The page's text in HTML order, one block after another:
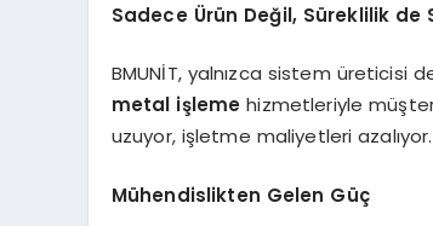
Sadece Ürün Değil, Süreklilik de
BMUNİT, yalnızca sistem üreticisi
metal işleme hizmetleriyle
uzuyor, işletme maliyetleri azalıyor.
Mühendislikten Gelen Güç